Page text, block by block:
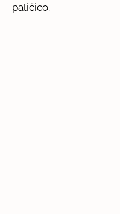
paličico.